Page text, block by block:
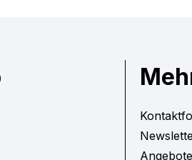
Angebote